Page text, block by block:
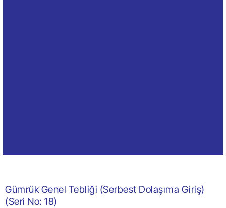
Gümrük Genel Tebliği (Serbest Dolaşıma Giriş)
(Seri No: 18)